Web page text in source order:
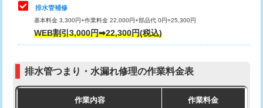
モルタル補修（厚さ10㎝まで）
モルタル補修（厚さ10㎝超え）
追加人工 16,500円
現場見積
式・ワンホール）)
交換・取付(排水栓・排水トラップ
交換・取付（その他部品） 11,000円+材料費
持込商品取付（単水栓） 13,200円
排水管補修
基本料金 3,300円+作業料金 22,000円+部品代 0円=25,300円
WEB割引3,000円➡22,300円(税込)
排水管つまり・水漏れ修理の作業料金表
作業内容 作業料金